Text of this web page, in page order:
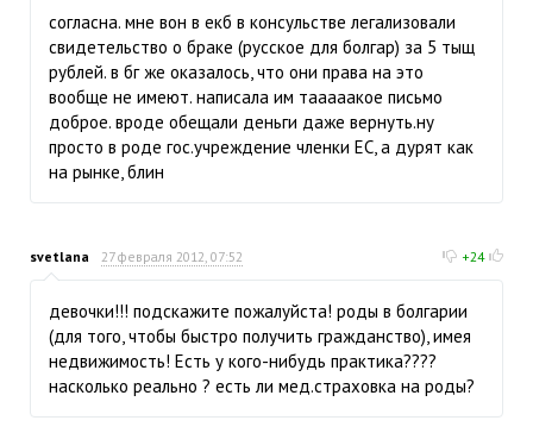
согласна. мне вон в екб в консульстве легализовали
свидетельство о браке (русское для болгар) за 5 тыщ
рублей. в бг же оказалось, что они права на это
вообще не имеют. написала им тааааакое письмо
доброе. вроде обещали деньги даже вернуть.ну
просто в роде гос.учреждение членки ЕС, а дурят как
на рынке, блин
svetlana 27 февраля 2012, 07:52 +24
девочки!!! подскажите пожалуйста! роды в болгарии
(для того, чтобы быстро получить гражданство), имея
недвижимость! Есть у кого-нибудь практика????
насколько реально ? есть ли мед.страховка на роды?